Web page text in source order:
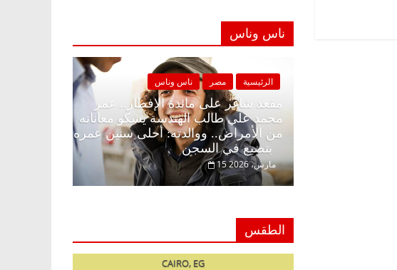
ناس وناس
الرئيسية مصر ناس وناس
مقعد شاغر على مائدة الإفطار.. عمر
محمد علي طالب الهندسة يشكو معاناته
من الأمراض.. ووالدته: أحلى سنين عمره
بتضيع في السجن
15 مارس، 2026
الطقس
CAIRO, EG